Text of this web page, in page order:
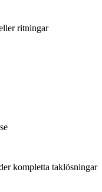
ritningar
kompletta taklösningar